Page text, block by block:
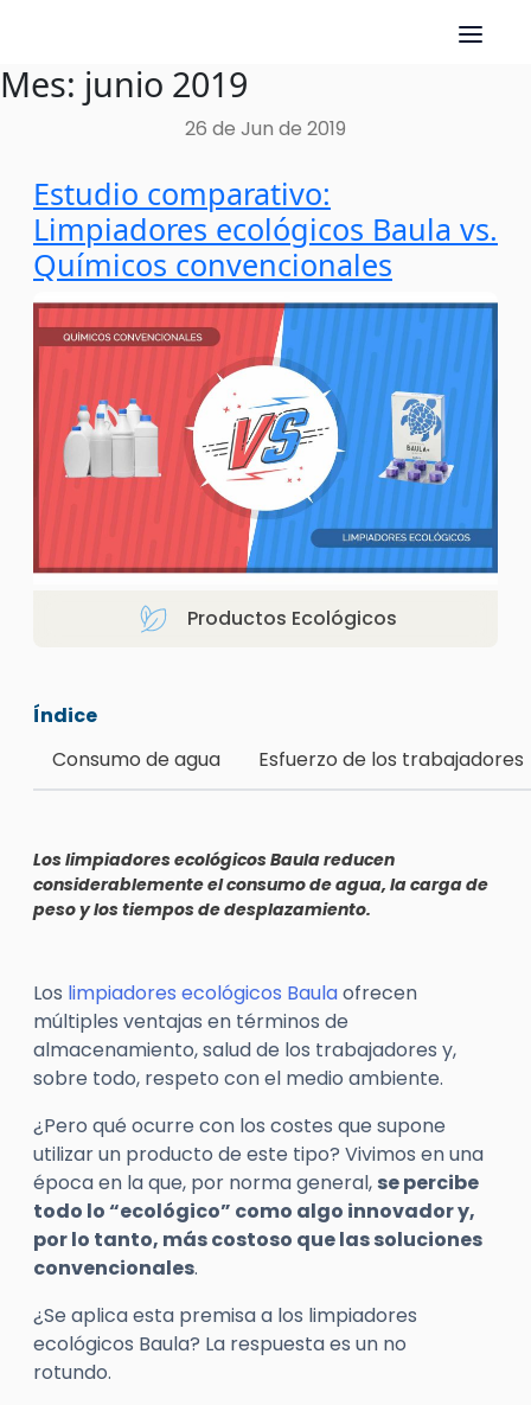
Skip
to
Mes: junio 2019
26 de Jun de 2019
Estudio comparativo:
Limpiadores ecológicos Baula vs.
Químicos convencionales
Productos Ecológicos
Índice
Consumo de agua
Esfuerzo de los trabajadores
Los limpiadores ecológicos Baula reducen
considerablemente el consumo de agua, la carga de
peso y los tiempos de desplazamiento.
Los limpiadores ecológicos Baulaofrecen
múltiples ventajas en términos de
almacenamiento, salud de los trabajadores y,
sobre todo, respeto con el medio ambiente.
¿Pero qué ocurre con los costes que supone
utilizar un producto de este tipo? Vivimos en una
época en la que, por norma general, se percibe
todo lo “ecológico” como algo innovador y,
por lo tanto, más costoso que las soluciones
convencionales.
¿Se aplica esta premisa a los limpiadores
ecológicos Baula? La respuesta es un no
rotundo.